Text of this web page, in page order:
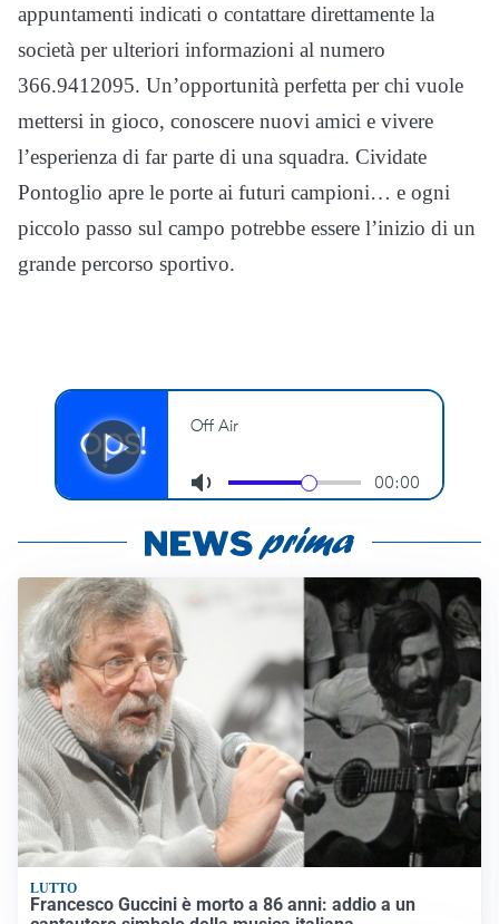
appuntamenti indicati o contattare direttamente la
società per ulteriori informazioni al numero
366.9412095. Un’opportunità perfetta per chi vuole
mettersi in gioco, conoscere nuovi amici e vivere
l’esperienza di far parte di una squadra. Cividate
Pontoglio apre le porte ai futuri campioni… e ogni
piccolo passo sul campo potrebbe essere l’inizio di un
grande percorso sportivo.
LUTTO
Francesco Guccini è morto a 86 anni: addio a un